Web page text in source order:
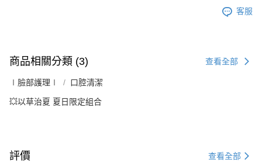
客服
商品相關分類 (3) 查看全部
∣臉部護理∣ 口腔清潔
💥以草治夏 夏日限定組合
評價 查看全部